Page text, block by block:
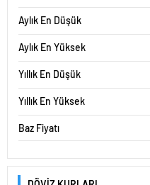
Aylık En Düşük
Aylık En Yüksek
Yıllık En Düşük
Yıllık En Yüksek
Baz Fiyatı